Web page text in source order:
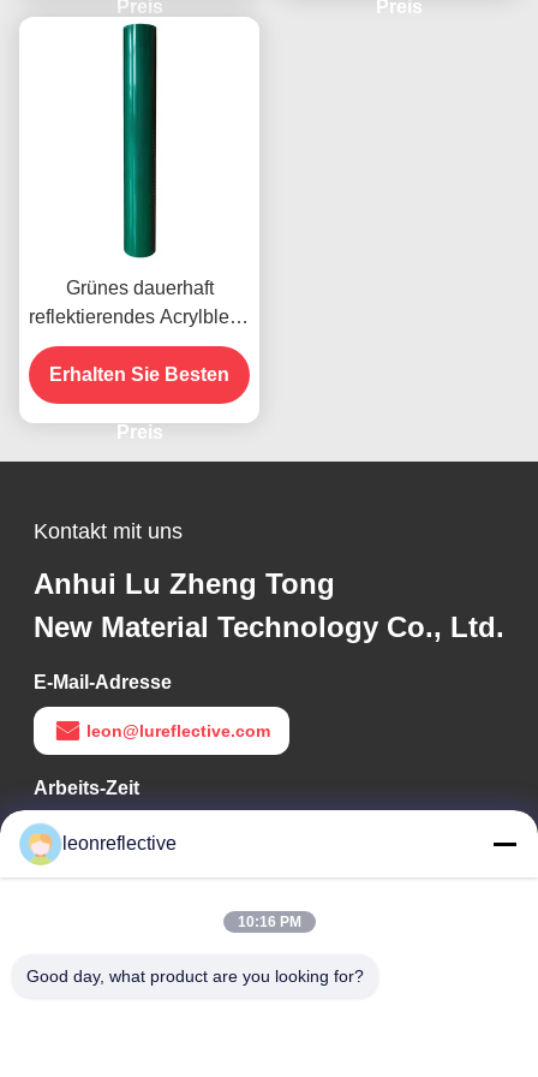
Preis Preis
Grünes dauerhaft
reflektierendes Acrylblech
Vinyl für die
Straßenverkehrssicherhei
t
Erhalten Sie Besten
Preis
Kontakt mit uns
Anhui Lu Zheng Tong
New Material Technology Co., Ltd.
E-Mail-Adresse
leon@lureflective.com
Arbeits-Zeit
9:00-18:00
Unsere Adresse
Adresse des Unternehmens
Technologiepark Huayi, Hightech-Zone, Hefei, Anhui, China
leonreflective
10:16 PM
Good day, what product are you looking for?